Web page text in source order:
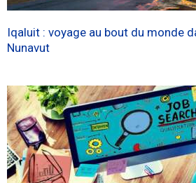
Iqaluit : voyage au bout du monde
Nunavut